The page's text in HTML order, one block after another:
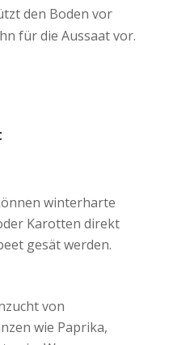
den Boden vor
für die Aussaat vor.
winterharte
Karotten direkt
gesät werden.
von
wie Paprika,